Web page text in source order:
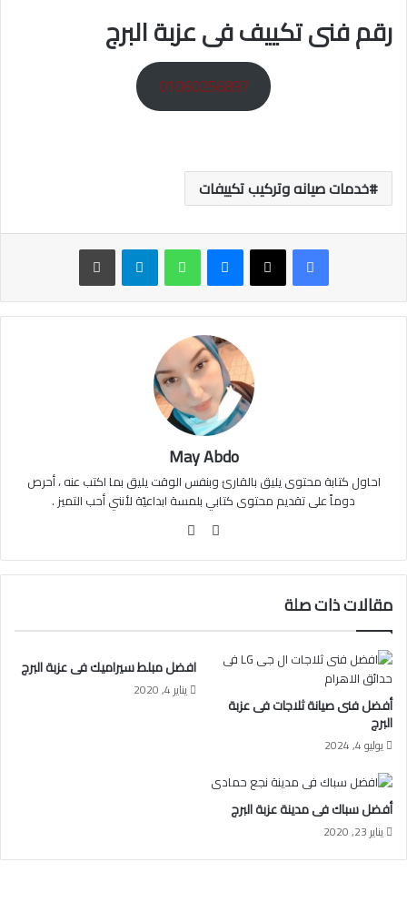
رقم فنى تكييف فى عزبة البرج
01060256897
خدمات صيانه وتركيب تكييفات
ماسنجر واتساب تيلقرام طباعة
May Abdo
احاول كتابة محتوى يليق بالقارئ وبنفس الوقت يليق بما اكتب عنه ، أحرص
دوماً على تقديم محتوى كتابي بلمسة ابداعيّة لأنني أحب التميز .
موقع
مقالات ذات صلة
أفضل فنى صيانة ثلاجات فى عزبة
البرج
يوليو 4, 2024
افضل مبلط سيراميك فى عزبة البرج
يناير 4, 2020
أفضل سباك فى مدينة عزبة البرج
يناير 23, 2020